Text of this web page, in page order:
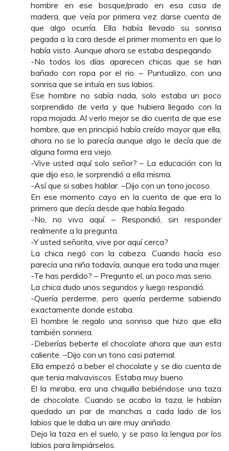
hombre en ese bosque/prado en esa casa de
madera, que veía por primera vez darse cuenta de
que algo ocurría. Ella había llevado su sonrisa
pegada a la cara desde el primer momento en que lo
había visto. Aunque ahora se estaba despegando.
-No todos los días aparecen chicas que se han
bañado con ropa por el rio. – Puntualizo, con una
sonrisa que se intuía en sus labios.
Ese hombre no sabía nada, solo estaba un poco
sorprendido de verla y que hubiera llegado con la
ropa mojada. Al verlo mejor se dio cuenta de que ese
hombre, que en principió había creído mayor que ella,
ahora no se lo parecía aunque algo le decía que de
alguna forma era viejo.
-Vive usted aquí solo señor? – La educación con la
que dijo eso, le sorprendió a ella misma.
-Así que si sabes hablar. –Dijo con un tono jocoso.
En ese momento cayo en la cuenta de que era lo
primero que decía desde que había llegado.
-No, no vivo aquí. – Respondió, sin responder
realmente a la pregunta.
-Y usted señorita, vive por aquí cerca?
La chica negó con la cabeza. Cuando hacía eso
parecía una niña todavía, aunque era toda una mujer.
-Te has perdido? – Pregunto el, un poco mas serio.
La chica dudo unos segundos y luego respondió.
-Quería perderme, pero quería perderme sabiendo
exactamente donde estaba.
El hombre le regalo una sonrisa que hizo que ella
también sonriera.
-Deberías beberte el chocolate ahora que aun esta
caliente. –Dijo con un tono casi paternal.
Ella empezó a beber el chocolate y se dio cuenta de
que tenia malvaviscos. Estaba muy bueno.
El la miraba, era una chiquilla bebiéndose una taza
de chocolate. Cuando se acabo la taza, le habían
quedado un par de manchas a cada lado de los
labios que le daba un aire muy aniñado.
Dejo la taza en el suelo, y se paso la lengua por los
labios para limpiárselos.